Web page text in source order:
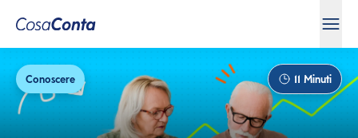
Conoscere 11 Minuti